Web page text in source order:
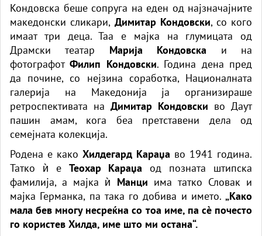
Кондовска беше сопруга на еден од најзначајните
македонски сликари, Димитар Кондовски, со кого
имаат три деца. Таа е мајка на глумицата од
Драмски театар Марија Кондовска и на
фотографотФилип Кондовски. Година дена пред
да почине, со нејзина соработка, Националната
галерија на Македонија ја организираше
ретроспективата на Димитар Кондовски во Даут
пашин амам, кога беа претставени дела од
семејната колекција.
Родена е како Хилдегард Караџа во 1941 година.
Татко ѝ е Теохар Караџа од позната штипска
фамилија, а мајка ѝ Манци има татко Словак и
мајка Германка, па така го добива и името. „Како
мала бев многу несреќна со тоа име, па сè почесто
го користев Хилда, име што ми остана“.